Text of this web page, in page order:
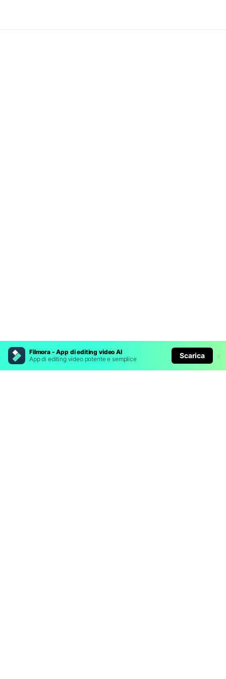
Filmora - App di editing video AI
App di editing video potente e semplice
Scarica